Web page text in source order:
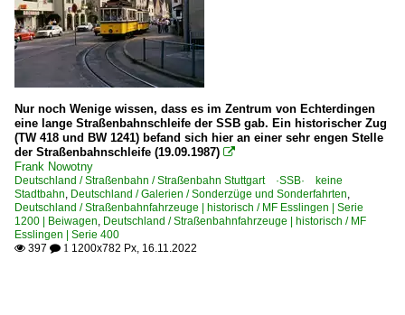
Nur noch Wenige wissen, dass es im Zentrum von Echterdingen
eine lange Straßenbahnschleife der SSB gab. Ein historischer Zug
(TW 418 und BW 1241) befand sich hier an einer sehr engen Stelle
der Straßenbahnschleife (19.09.1987) 
Frank Nowotny
Deutschland / Straßenbahn / Straßenbahn Stuttgart ·SSB· keine
Stadtbahn, Deutschland / Galerien / Sonderzüge und Sonderfahrten,
Deutschland / Straßenbahnfahrzeuge | historisch / MF Esslingen | Serie
1200 | Beiwagen, Deutschland / Straßenbahnfahrzeuge | historisch / MF
Esslingen | Serie 400
 397  1 1200x782 Px, 16.11.2022